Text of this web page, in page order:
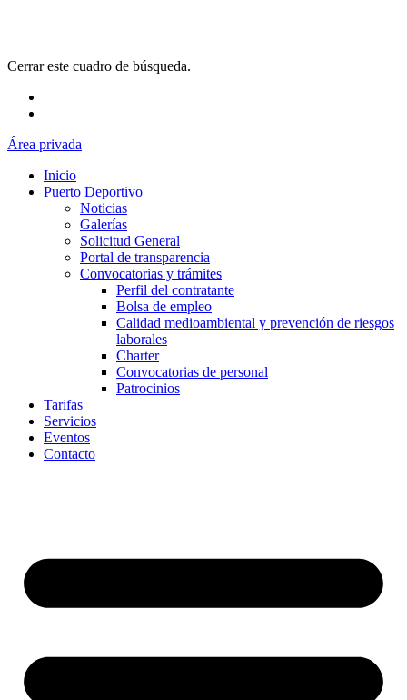
Cerrar este cuadro de búsqueda.
Área privada
Inicio
Puerto Deportivo
Noticias
Galerías
Solicitud General
Portal de transparencia
Convocatorias y trámites
Perfil del contratante
Bolsa de empleo
Calidad medioambiental y prevención de riesgos
laborales
Charter
Convocatorias de personal
Patrocinios
Tarifas
Servicios
Eventos
Contacto